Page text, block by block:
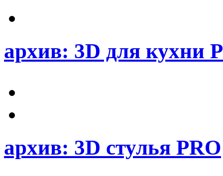
архив: 3D для кухни
архив: 3D стулья PRO